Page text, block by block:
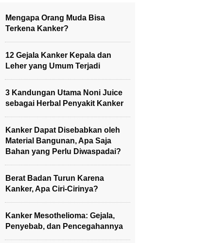
Mengapa Orang Muda Bisa
Terkena Kanker?
12 Gejala Kanker Kepala dan
Leher yang Umum Terjadi
3 Kandungan Utama Noni Juice
sebagai Herbal Penyakit Kanker
Kanker Dapat Disebabkan oleh
Material Bangunan, Apa Saja
Bahan yang Perlu Diwaspadai?
Berat Badan Turun Karena
Kanker, Apa Ciri-Cirinya?
Kanker Mesothelioma: Gejala,
Penyebab, dan Pencegahannya